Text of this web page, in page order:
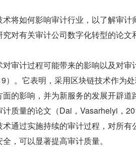
将如何影响审计行业，以了解审
对有关审计公司数字化转型的论
审计过程可能带来的影响以及对
）。它表明，采用区块链技术作为
的影响，并为新服务的发展开辟道
质量的论文（Dai，Vasarhelyi，
通过实施持续的审计过程，对所
，可以显著提高审计质量。